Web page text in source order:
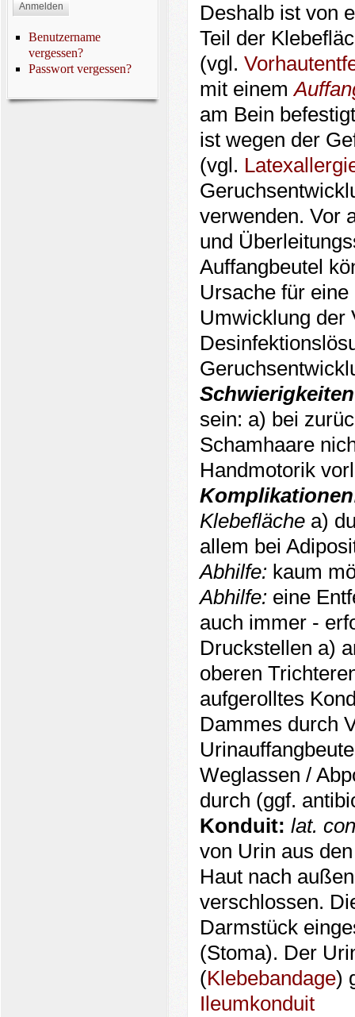
Anmelden
Benutzername
vergessen?
Passwort vergessen?
Deshalb ist von
Teil der
(vgl.
mit einem
am Bein
ist wegen der
(vgl.
verwenden. Vor
und
Auffangbeutel
Ursache für
Umwicklung der
sein: a) bei
Schamhaare
Handmotorik
Klebeflächea)
allem bei
Abhilfe: kaum
Abhilfe: eine
auch immer -
Druckstellen a)
oberen
aufgerolltes
Dammes durch
Weglassen /
durch (ggf.
Konduit: lat.
von Urin aus
Haut nach
verschlossen.
Darmstück
(Stoma). Der
(Klebebandage)
Ileumkonduit